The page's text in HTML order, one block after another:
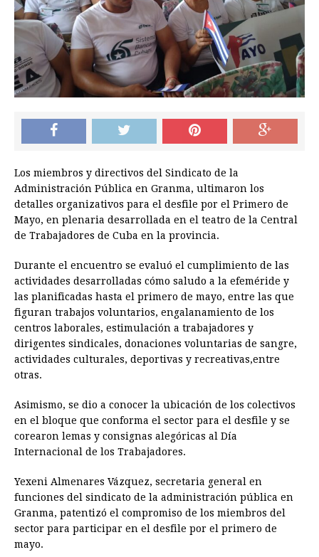
Los miembros y directivos del Sindicato de la
Administración Pública en Granma, ultimaron los
detalles organizativos para el desfile por el Primero de
Mayo, en plenaria desarrollada en el teatro de la Central
de Trabajadores de Cuba en la provincia.
Durante el encuentro se evaluó el cumplimiento de las
actividades desarrolladas cómo saludo a la efeméride y
las planificadas hasta el primero de mayo, entre las que
figuran trabajos voluntarios, engalanamiento de los
centros laborales, estimulación a trabajadores y
dirigentes sindicales, donaciones voluntarias de sangre,
actividades culturales, deportivas y recreativas,entre
otras.
Asimismo, se dio a conocer la ubicación de los colectivos
en el bloque que conforma el sector para el desfile y se
corearon lemas y consignas alegóricas al Día
Internacional de los Trabajadores.
Yexeni Almenares Vázquez, secretaria general en
funciones del sindicato de la administración pública en
Granma, patentizó el compromiso de los miembros del
sector para participar en el desfile por el primero de
mayo.